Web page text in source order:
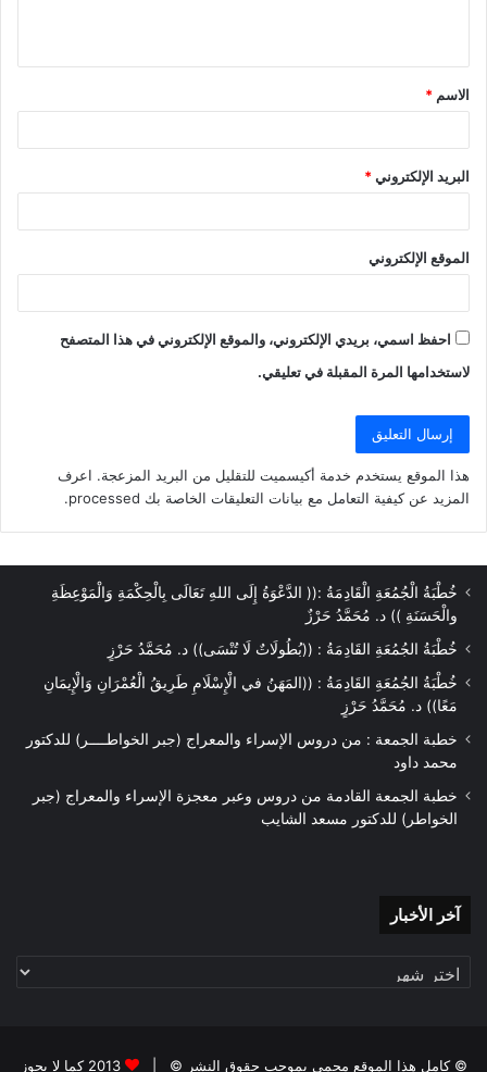
ق
*
الاسم *
البريد الإلكتروني*
الموقع الإلكتروني
احفظ اسمي، بريدي الإلكتروني، والموقع الإلكتروني في هذا المتصفح
لاستخدامها المرة المقبلة في تعليقي.
هذا الموقع يستخدم خدمة أكيسميت للتقليل من البريد المزعجة. اعرف
المزيد عن كيفية التعامل مع بيانات التعليقات الخاصة بك processed
.
خُطْبَةُ الْجُمُعَةِ الْقَادِمَةُ :(( الدَّعْوَةُ إِلَى اللهِ تَعَالَى بِالْحِكْمَةِ وَالْمَوْعِظَةِ
والْحَسَنَةِ )) د. مُحَمَّدُ حَرْزٌ
خُطْبَةُ الجُمُعَةِ القَادِمَةُ : ((بُطُولَاتٌ لَا تُنْسَى)) د. مُحَمَّدُ حَرْزٍ
خُطْبَةُ الجُمُعَةِ القَادِمَةُ : ((المَهَنُ في الْإِسْلَامِ طَرِيقُ الْعُمْرَانِ وَالْإِيمَانِ
مَعًا)) د. مُحَمَّدُ حَرْزٍ
خطبة الجمعة : من دروس الإسراء والمعراج (جبر الخواطــــر) للدكتور
محمد داود
خطبة الجمعة القادمة من دروس وعبر معجزة الإسراء والمعراج (جبر
الخواطر) للدكتور مسعد الشايب
آخر الأخبار
© كامل هذا الموقع محمي بموجب حقوق النشر © | 2013 كما لا يجوز